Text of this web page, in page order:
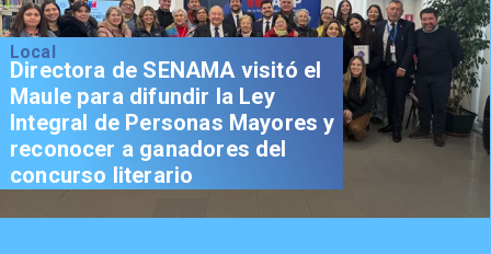
Local
Directora de SENAMA visitó el
Maule para difundir la Ley
Integral de Personas Mayores y
reconocer a ganadores del
concurso literario